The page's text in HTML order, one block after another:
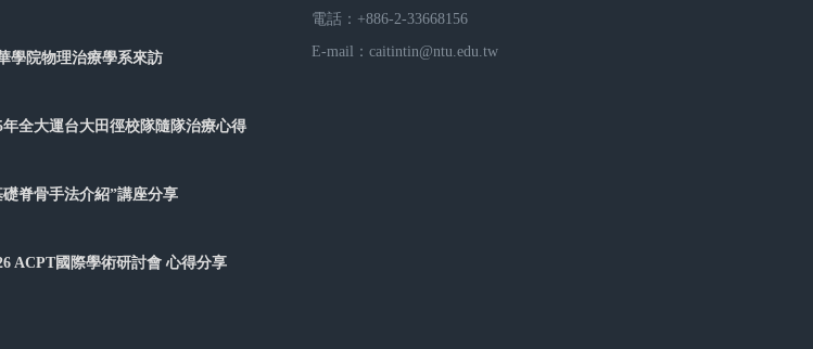
學院物理治療學系來訪
年全大運台大田徑校隊隨隊治療心得
礎脊骨手法介紹”講座分享
ACPT國際學術研討會 心得分享
電話：+886-2-33668156
E-mail： caitintin@ntu.edu.tw